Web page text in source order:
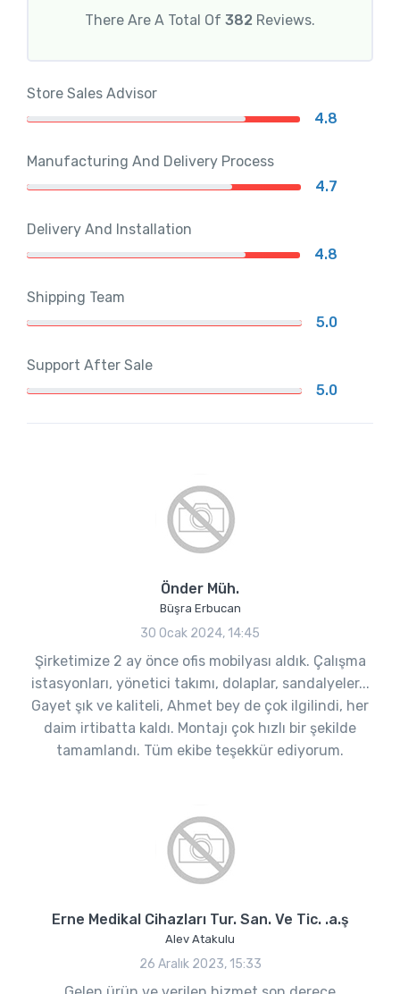
There Are A Total Of 382 Reviews.
Store Sales Advisor
4.8
Manufacturing And Delivery Process
4.7
Delivery And Installation
4.8
Shipping Team
5.0
Support After Sale
5.0
Önder Müh.
Büşra Erbucan
30 Ocak 2024, 14:45
Şirketimize 2 ay önce ofis mobilyası aldık. Çalışma
istasyonları, yönetici takımı, dolaplar, sandalyeler...
Gayet şık ve kaliteli, Ahmet bey de çok ilgilindi, her
daim irtibatta kaldı. Montajı çok hızlı bir şekilde
tamamlandı. Tüm ekibe teşekkür ediyorum.
Erne Medikal Cihazları Tur. San. Ve Tic. .a.ş
Alev Atakulu
26 Aralık 2023, 15:33